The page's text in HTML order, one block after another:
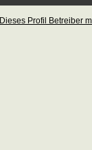
Dieses Profil Betreiber